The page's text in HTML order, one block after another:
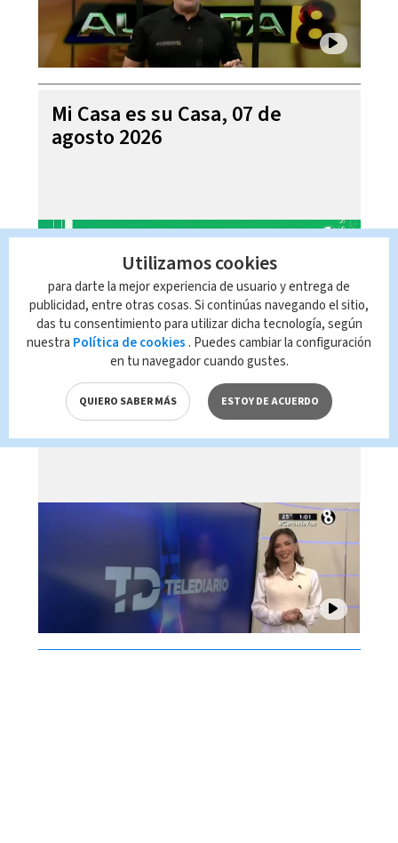
Mi Casa es su Casa, 07 de
agosto 2026
Telediario En Directo con Paula
Brenes, 07 de agosto 2026
Utilizamos cookies
para darte la mejor experiencia de usuario y entrega de
publicidad, entre otras cosas. Si continúas navegando el sitio,
das tu consentimiento para utilizar dicha tecnología, según
nuestra Política de cookies . Puedes cambiar la configuración
en tu navegador cuando gustes.
QUIERO SABER MÁS ESTOY DE ACUERDO